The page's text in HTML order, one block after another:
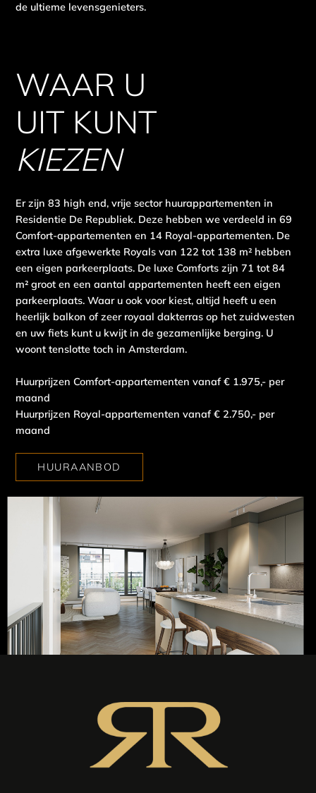
de ultieme levensgenieters.
WAAR U
UIT KUNT
KIEZEN
Er zijn 83 high end, vrije sector huurappartementen in
Residentie De Republiek. Deze hebben we verdeeld in 69
Comfort-appartementen en 14 Royal-appartementen. De
extra luxe afgewerkte Royals van 122 tot 138 m² hebben
een eigen parkeerplaats. De luxe Comforts zijn 71 tot 84
m² groot en een aantal appartementen heeft een eigen
parkeerplaats. Waar u ook voor kiest, altijd heeft u een
heerlijk balkon of zeer royaal dakterras op het zuidwesten
en uw fiets kunt u kwijt in de gezamenlijke berging. U
woont tenslotte toch in Amsterdam.
Huurprijzen Comfort-appartementen vanaf € 1.975,- per
maand
Huurprijzen Royal-appartementen vanaf € 2.750,- per
maand
HUURAANBOD